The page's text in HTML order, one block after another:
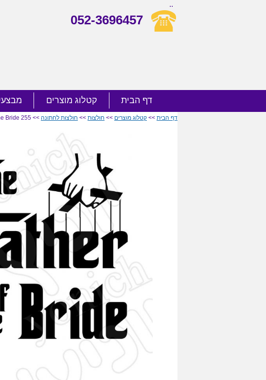
דף הבית קטלוג מוצרים
052-3696457
..
דף הבית >> קטלוג מוצרים >> חולצות >> חולצות לחתונה >> The Father of the Bride 255